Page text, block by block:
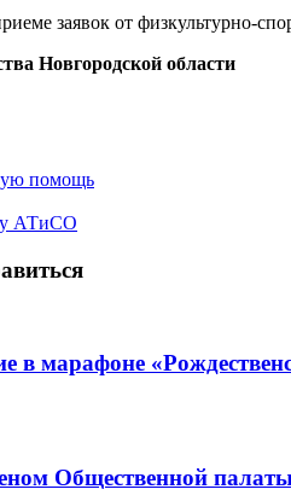
заявок от физкультурно-
Новгородской области
помощь
АТиСО
марафоне
Общественной